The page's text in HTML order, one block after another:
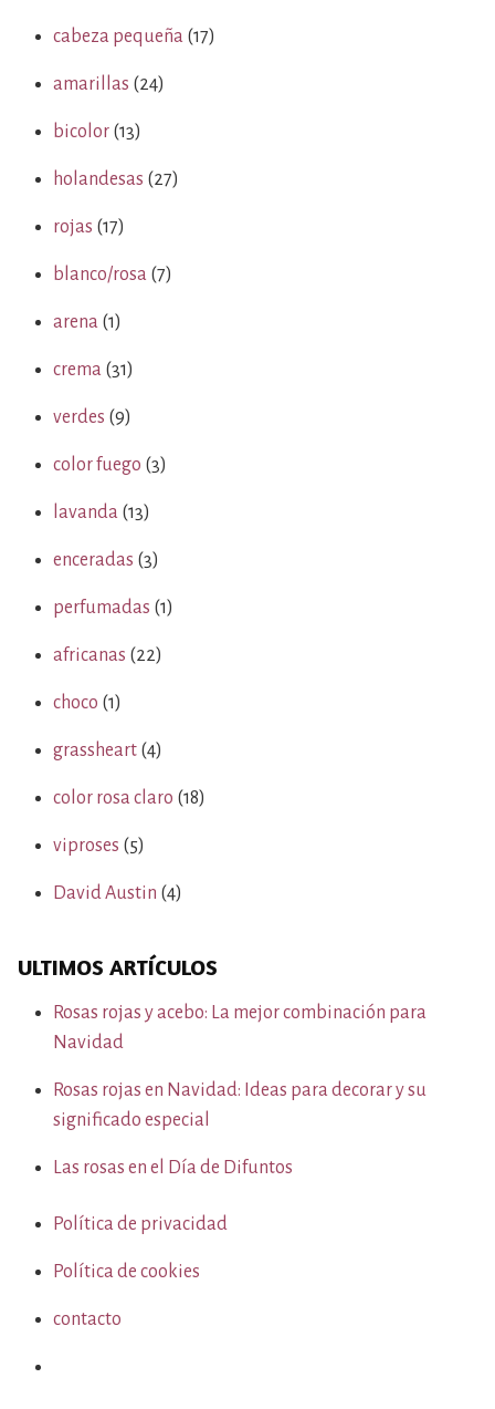
cabeza pequeña (17)
amarillas (24)
bicolor (13)
holandesas (27)
rojas (17)
blanco/rosa (7)
arena (1)
crema (31)
verdes (9)
color fuego (3)
lavanda (13)
enceradas (3)
perfumadas (1)
africanas (22)
choco (1)
grassheart (4)
color rosa claro (18)
viproses (5)
David Austin (4)
ULTIMOS ARTÍCULOS
Rosas rojas y acebo: La mejor combinación para
Navidad
Rosas rojas en Navidad: Ideas para decorar y su
significado especial
Las rosas en el Día de Difuntos
Política de privacidad
Política de cookies
contacto